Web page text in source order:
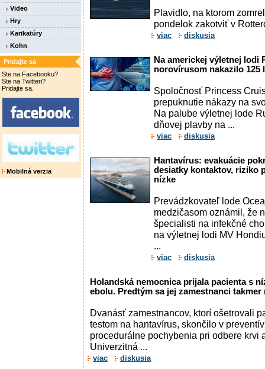
Video
Hry
Karikatúry
Kohn
Pridajte sa
Ste na Facebooku?
Ste na Twitteri?
Pridajte sa.
Mobilná verzia
Plavidlo, na ktorom
pondelok zakotviť v
viac diskusia
Na americkej výletnej lodi
norovírusom nakazilo 125
Spoločnosť Princess
prepuknutie nákazy na
Na palube výletnej lode
dňovej plavby na ...
viac diskusia
Hantavírus: evakuácie
desiatky kontaktov, riziko
nízke
Prevádzkovateľ lode
medzičasom oznámil, že
špecialisti na infekčné
na výletnej lodi MV
...
viac diskusia
Holandská nemocnica prijala pacienta s
ebolu. Predtým sa jej zamestnanci
Dvanásť zamestnancov, ktorí ošetrovali
testom na hantavírus, skončilo v
procedurálne pochybenia pri odbere krvi
Univerzitná ...
viac diskusia